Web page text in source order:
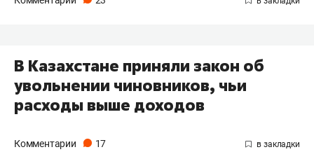
В Казахстане приняли закон об
увольнении чиновников, чьи
расходы выше доходов
Комментарии 17